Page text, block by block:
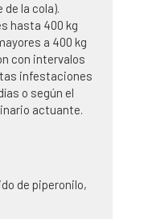
de la cola).
hasta 400 kg
a 400 kg
con intervalos
infestaciones
o según el
actuante.
de piperonilo,